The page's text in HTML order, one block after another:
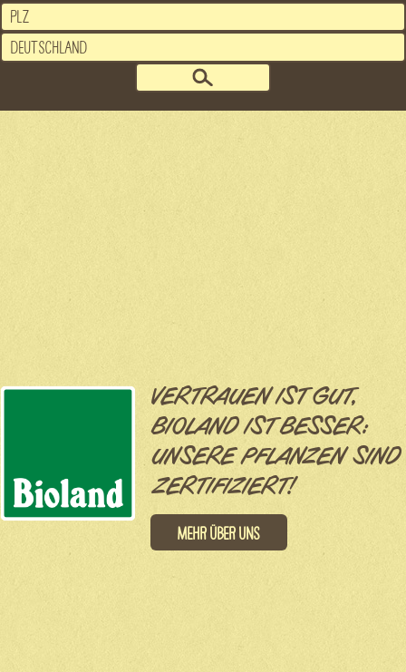
VERTRAUEN IST GUT,
BIOLAND IST BESSER:
UNSERE PFLANZEN SIND
ZERTIFIZIERT!
Mehr über uns